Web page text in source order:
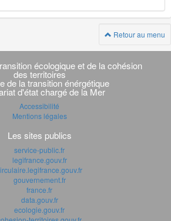
Retour au menu
écologique et de la cohésion
des territoires
de la transition énérgétique
d'état chargé de la Mer
Accessibilité
Mentions légales
Les sites publics
service-public.fr
legifrance.gouv.fr
gouvernement.fr
france.fr
data.gouv.fr
ecologie.gouv.fr